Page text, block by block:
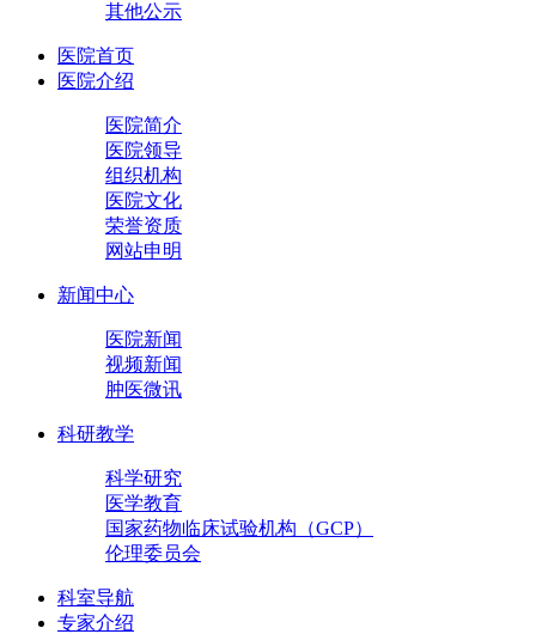
其他公示
医院首页
医院介绍
医院简介
医院领导
组织机构
医院文化
荣誉资质
网站申明
新闻中心
医院新闻
视频新闻
肿医微讯
科研教学
科学研究
医学教育
国家药物临床试验机构（GCP）
伦理委员会
科室导航
专家介绍